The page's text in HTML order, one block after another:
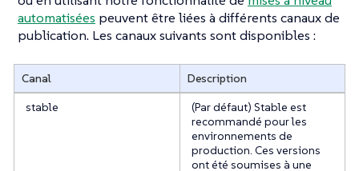
automatisées peuvent être liées à différents canaux de
publication. Les canaux suivants sont disponibles :
Canal
Description
stable
(Par défaut) Stable est
recommandé pour les
environnements de
production. Ces versions
ont été soumises à une